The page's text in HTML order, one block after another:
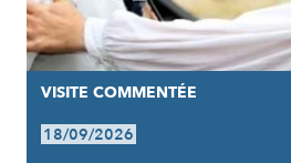
VISITE COMMENTÉE
18/09/2026